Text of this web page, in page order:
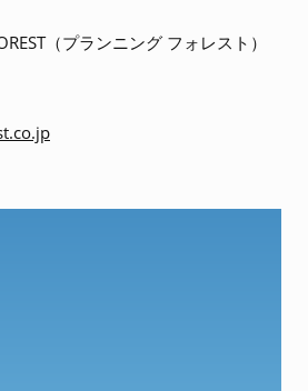
（プランニング フォレスト）